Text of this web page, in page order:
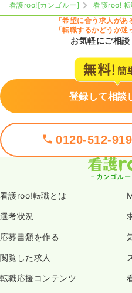
看護roo![カンゴルー] 看護roo! 転
「希望に合う求人があ
「転職するかどうか
お気軽にご相
登録して相談
0120-512-919
看護roo!転職とは
選考状況
応募書類を作る
閲覧した求人
転職応援コンテンツ